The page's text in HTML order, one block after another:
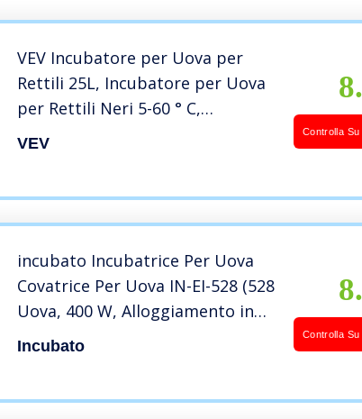
VEV Incubatore per Uova per
Rettili 25L, Incubatore per Uova
per Rettili Neri 5-60 ° C,
Espositore per Riscaldamento,
VEV
Controlla Su
incubato Incubatrice Per Uova
Covatrice Per Uova IN-EI-528 (528
Uova, 400 W, Alloggiamento in
Metallo, Plastica)
Incubato
Controlla Su